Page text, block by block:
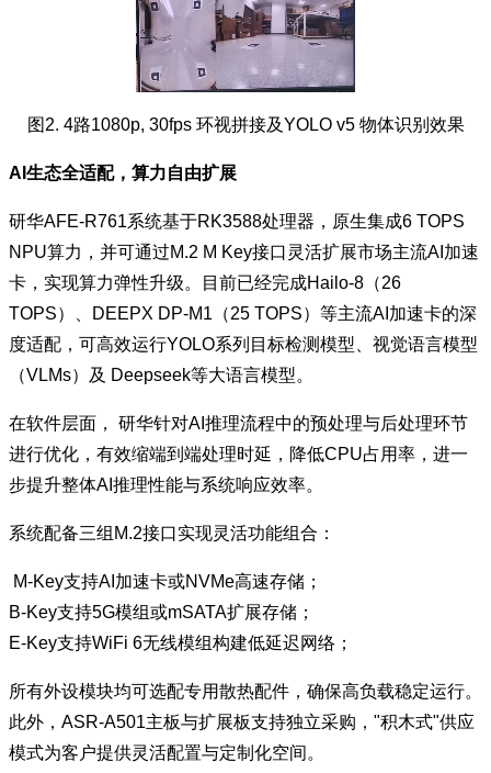
图2. 4路1080p, 30fps 环视拼接及YOLO v5 物体识别效果
AI生态全适配，算力自由扩展
研华AFE-R761系统基于RK3588处理器，原生集成6 TOPS
NPU算力，并可通过M.2 M Key接口灵活扩展市场主流AI加速
卡，实现算力弹性升级。目前已经完成Hailo-8（26
TOPS）、DEEPX DP-M1（25 TOPS）等主流AI加速卡的深
度适配，可高效运行YOLO系列目标检测模型、视觉语言模型
（VLMs）及 Deepseek等大语言模型。
在软件层面， 研华针对AI推理流程中的预处理与后处理环节
进行优化，有效缩端到端处理时延，降低CPU占用率，进一
步提升整体AI推理性能与系统响应效率。
系统配备三组M.2接口实现灵活功能组合：
M-Key支持AI加速卡或NVMe高速存储；
B-Key支持5G模组或mSATA扩展存储；
E-Key支持WiFi 6无线模组构建低延迟网络；
所有外设模块均可选配专用散热配件，确保高负载稳定运行。
此外，ASR-A501主板与扩展板支持独立采购，"积木式"供应
模式为客户提供灵活配置与定制化空间。